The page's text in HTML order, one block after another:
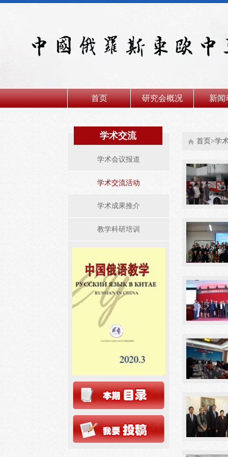
首页 研究会概况 新闻
学术交流
学术会议报道
学术交流活动
学术成果推介
教学科研培训
首页>学